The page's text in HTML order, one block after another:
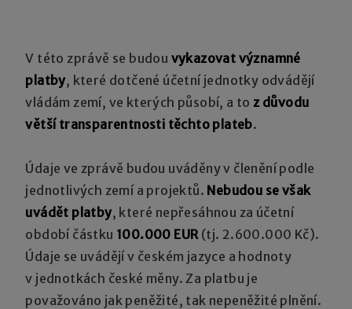
V této zprávě se budou vykazovat významné
platby, které dotčené účetní jednotky odvádějí
vládám zemí, ve kterých působí, a toz důvodu
větší transparentnosti těchto plateb.
Údaje ve zprávě budou uváděny v členění podle
jednotlivých zemí a projektů. Nebudou se však
uvádět platby, které nepřesáhnou za účetní
období částku 100.000 EUR (tj. 2.600.000 Kč).
Údaje se uvádějí v českém jazyce a hodnoty
v jednotkách české měny. Za platbu je
považováno jak peněžité, tak nepeněžité plnění.